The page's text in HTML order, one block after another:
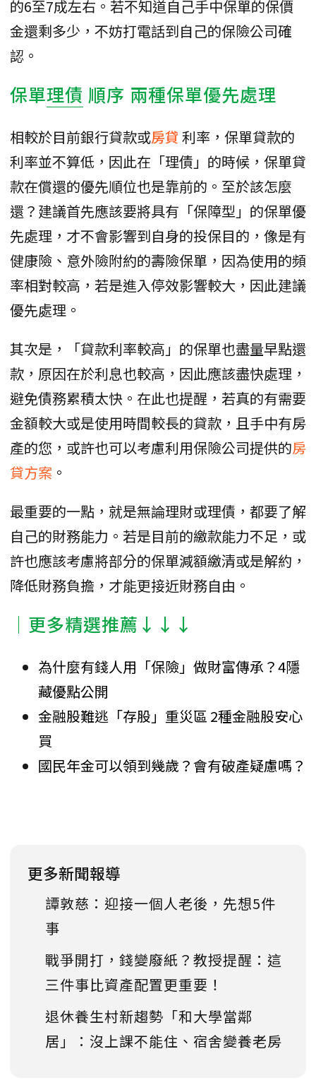
的6至7成左右。若不知道自己手中保單的保價
金還剩多少，不妨打電話到自己的保險公司確
認。
保單理債 順序 兩種保單優先處理
相較於目前銀行貸款或房貸利率，保單貸款的
利率並不算低，因此在「理債」的時候，保單貸
款在償還的優先順位也是靠前的。至於該怎麼
還？建議首先應該要將具有「保障型」的保單優
先處理，才不會影響到自身的投保目的，像是有
健康險、意外險附約的壽險保單，因為使用的頻
率相對較高，若是進入停效影響較大，因此建議
優先處理。
其次是，「貸款利率較高」的保單也盡量早點還
款，原因在於利息也較高，因此應該盡快處理，
避免債務累積太快。在此也提醒，若真的有需要
金額較大或是使用時間較長的貸款，且手中有房
產的您，或許也可以考慮利用保險公司提供的房
貸方案 。
最重要的一點，就是無論理財或理債，都要了解
自己的財務能力。若是目前的繳款能力不足，或
許也應該考慮將部分的保單減額繳清或是解約，
降低財務負擔，才能更接近財務自由。
│更多精選推薦↓↓↓
為什麼有錢人用「保險」做財富傳承？4隱
藏優點公開
金融股難逃「存股」重災區 2種金融股安心
買
國民年金可以領到幾歲？會有破產疑慮嗎？
更多新聞報導
譚敦慈：迎接一個人老後，先想5件
事
戰爭開打，錢變廢紙？教授提醒：這
三件事比資產配置更重要！
退休養生村新趨勢「和大學當鄰
居」：沒上課不能住、宿舍變養老房